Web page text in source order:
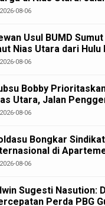
Akhirnya Diperbaiki
2026-08-06
Usul BUMD
Nias Utara dari Hulu
2026-08-06
Bobby
Utara, Jalan
Dibenahi
2026-08-06
Bongkar
di
Rugi Rp6,7 Miliar
2026-08-06
Sugesti Nasution:
Perda PBG